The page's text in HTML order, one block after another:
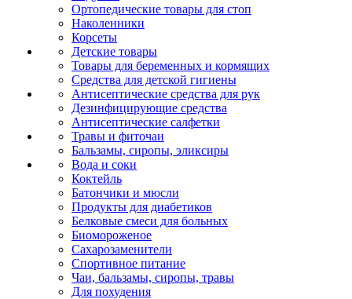
Ортопедические товары для стоп
Наколенники
Корсеты
Детские товары
Товары для беременных и кормящих
Средства для детской гигиены
Антисептические средства для рук
Дезинфицирующие средства
Антисептические салфетки
Травы и фиточаи
Бальзамы, сиропы, эликсиры
Вода и соки
Коктейль
Батончики и мюсли
Продукты для диабетиков
Белковые смеси для больных
Биомороженое
Сахарозаменители
Спортивное питание
Чаи, бальзамы, сиропы, травы
Для похудения